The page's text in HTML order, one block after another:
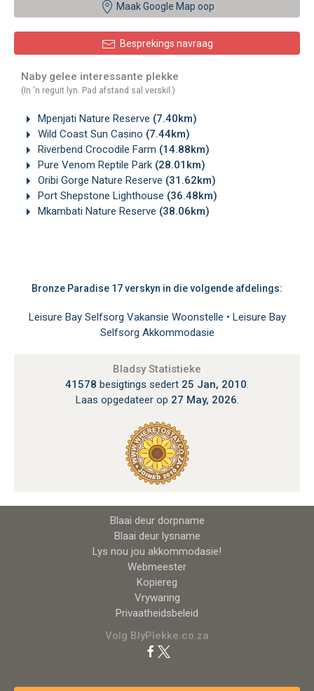
Maak Google Map oop
Besprekings navraag
Naby gelee interessante plekke
(In 'n reguit lyn. Pad afstand sal verskil.)
Mpenjati Nature Reserve (7.40km)
Wild Coast Sun Casino (7.44km)
Riverbend Crocodile Farm (14.88km)
Pure Venom Reptile Park (28.01km)
Oribi Gorge Nature Reserve (31.62km)
Port Shepstone Lighthouse (36.48km)
Mkambati Nature Reserve (38.06km)
Bronze Paradise 17 verskyn in die volgende afdelings:
Leisure Bay Selfsorg Vakansie Woonstelle • Leisure Bay
Selfsorg Akkommodasie
Bladsy Statistieke
41578 besigtings sedert 25 Jan, 2010.
Laas opgedateer op 27 May, 2026.
Blaai deur dorpname
Blaai deur lysname
Lys nou jou akkommodasie!
Webmeester
Kopiereg
Vrywaring
Privaatheidsbeleid
Volg BlyPlekke.co.za